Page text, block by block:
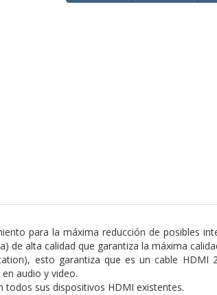
para la máxima reducción de posibles
de alta calidad que garantiza la máxima
esto garantiza que es un cable HDMI
audio y video.
sus dispositivos HDMI existentes.